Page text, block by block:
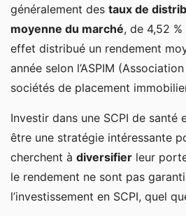
généralement des taux de
moyenne du marché, de 4,52
effet distribué un rendement
année selon l’ASPIM
sociétés de placement
Investir dans une SCPI de santé
être une stratégie intéressante
cherchent à diversifier leur
le rendement ne sont pas
l’investissement en SCPI, quel